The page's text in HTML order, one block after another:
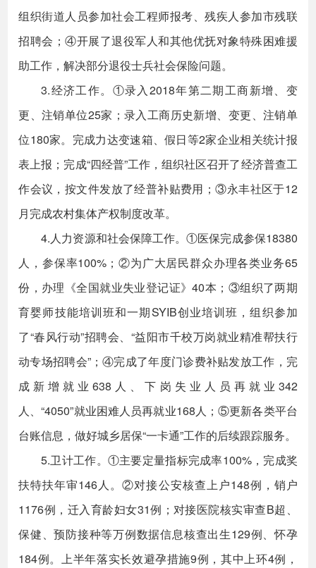
组织街道人员参加社会工程师报考、残疾人参加市残联
招聘会；④开展了退役军人和其他优抚对象特殊困难援
助工作，解决部分退役士兵社会保险问题。
3.经济工作。①录入2018年第二期工商新增、变
更、注销单位25家；录入工商历史新增、变更、注销单
位180家。完成力达变速箱、假日等2家企业相关统计报
表上报；完成“四经普”工作，组织社区召开了经济普查工
作会议，按文件发放了经普补贴费用；③永丰社区于12
月完成农村集体产权制度改革。
4.人力资源和社会保障工作。①医保完成参保18380
人，参保率100%；②为广大居民群众办理各类业务65
份，办理《全国就业失业登记证》40本；③组织了两期
育婴师技能培训班和一期SYIB创业培训班，组织参加
了“春风行动”招聘会、“益阳市千校万岗就业精准帮扶行
动专场招聘会”；④完成了年度门诊费补贴发放工作，完
成新增就业638人、下岗失业人员再就业342
人、“4050”就业困难人员再就业168人；⑤更新各类平台
台账信息，做好城乡居保“一卡通”工作的后续跟踪服务。
5.卫计工作。①主要定量指标完成率100%，完成奖
扶特扶年审146人。②对接公安核查上户148例，销户
1176例，迁入育龄妇女31例；对接医院核实审查B超、
保健、预防接种等万例数据信息核查出生129例、怀孕
184例。上半年落实长效避孕措施9例，其中上环4例，